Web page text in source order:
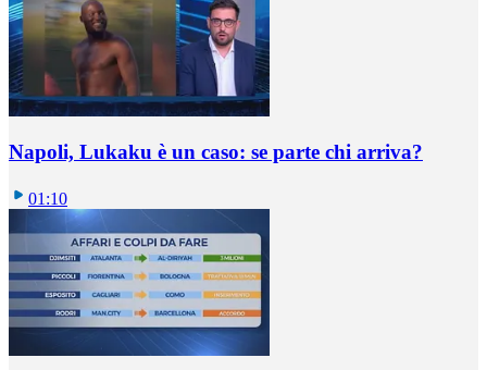
Napoli, Lukaku è un caso: se parte chi arriva?
01:10